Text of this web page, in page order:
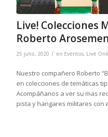
Live! Colecciones
Roberto
25 julio, 2020 / en Eventos, Live
Nuestro compañero Roberto
en colecciones de temáticas
Acompáñanos a ver su mas
pista y hangares militares con